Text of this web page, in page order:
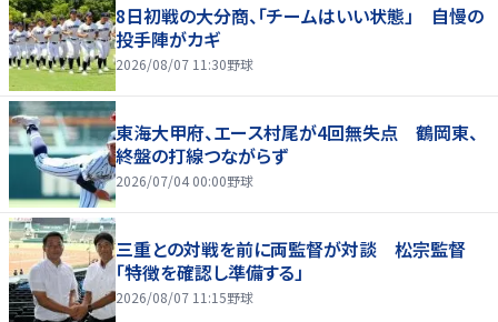
8日初戦の大分商、「チームはいい状態」 自慢の
投手陣がカギ
2026/08/07 11:30野球
東海大甲府、エース村尾が4回無失点 鶴岡東、
終盤の打線つながらず
2026/07/04 00:00野球
三重との対戦を前に両監督が対談 松宗監督
「特徴を確認し準備する」
2026/08/07 11:15野球